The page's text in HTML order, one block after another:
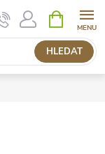
HLEDAT
NÁKUPNÍ
KOŠÍK